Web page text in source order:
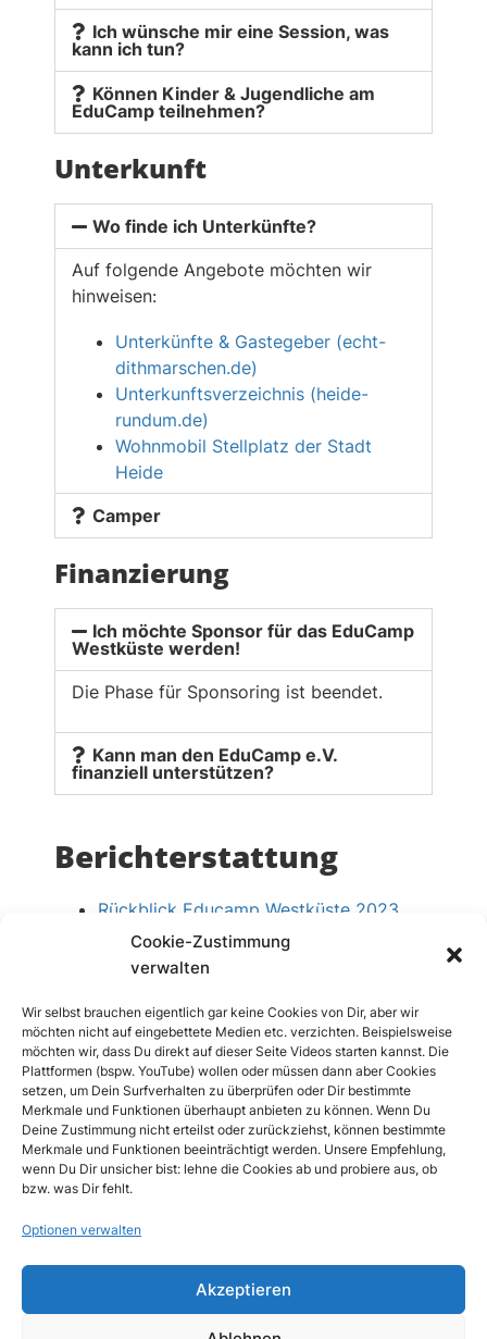
Cookie-Zustimmung
verwalten
Wir selbst brauchen eigentlich gar keine Cookies von Dir, aber wir
möchten nicht auf eingebettete Medien etc. verzichten. Beispielsweise
möchten wir, dass Du direkt auf dieser Seite Videos starten kannst. Die
Plattformen (bspw. YouTube) wollen oder müssen dann aber Cookies
setzen, um Dein Surfverhalten zu überprüfen oder Dir bestimmte
Merkmale und Funktionen überhaupt anbieten zu können. Wenn Du
Deine Zustimmung nicht erteilst oder zurückziehst, können bestimmte
Merkmale und Funktionen beeinträchtigt werden. Unsere Empfehlung,
wenn Du Dir unsicher bist: lehne die Cookies ab und probiere aus, ob
bzw. was Dir fehlt.
Optionen verwalten
Akzeptieren
Ich wünsche mir eine Session, was
kann ich tun?
Können Kinder & Jugendliche am
EduCamp teilnehmen?
Unterkunft
Wo finde ich Unterkünfte?
Auf folgende Angebote möchten wir
hinweisen:
Unterkünfte & Gastegeber (echt-
dithmarschen.de)
Unterkunftsverzeichnis (heide-
rundum.de)
Wohnmobil Stellplatz der Stadt
Heide
Camper
Finanzierung
Ich möchte Sponsor für das EduCamp
Westküste werden!
Die Phase für Sponsoring ist beendet.
Kann man den EduCamp e.V.
finanziell unterstützen?
Berichterstattung
Rückblick Educamp Westküste 2023
von Martina Rüter